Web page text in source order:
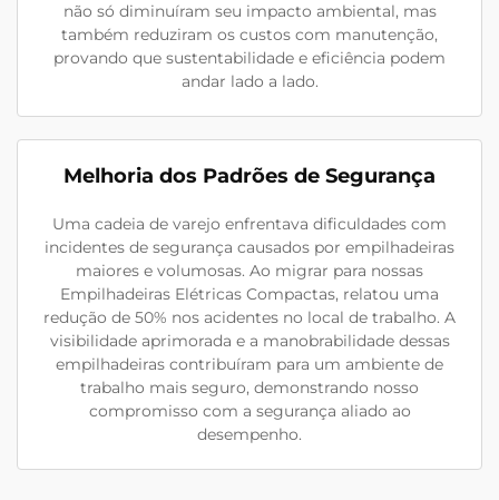
não só diminuíram seu impacto ambiental, mas
também reduziram os custos com manutenção,
provando que sustentabilidade e eficiência podem
andar lado a lado.
Melhoria dos Padrões de Segurança
Uma cadeia de varejo enfrentava dificuldades com
incidentes de segurança causados por empilhadeiras
maiores e volumosas. Ao migrar para nossas
Empilhadeiras Elétricas Compactas, relatou uma
redução de 50% nos acidentes no local de trabalho. A
visibilidade aprimorada e a manobrabilidade dessas
empilhadeiras contribuíram para um ambiente de
trabalho mais seguro, demonstrando nosso
compromisso com a segurança aliado ao
desempenho.